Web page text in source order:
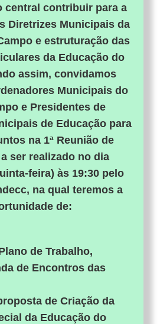
central contribuir para a
Diretrizes Municipais da
e estruturação das
da Educação do
assim, convidamos
Municipais do
e Presidentes de
de Educação para
na 1ª Reunião de
ser realizado no dia
feira) às 19:30 pelo
na qual teremos a
de:
de Trabalho,
de Encontros das
de Criação da
da Educação do